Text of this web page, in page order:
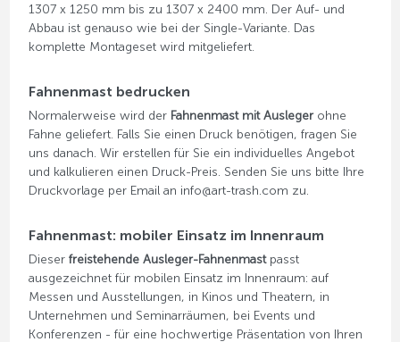
1307 x 1250 mm bis zu 1307 x 2400 mm. Der Auf- und
Abbau ist genauso wie bei der Single-Variante. Das
komplette Montageset wird mitgeliefert.
Fahnenmast bedrucken
Normalerweise wird der Fahnenmast mit Auslegerohne
Fahne geliefert. Falls Sie einen Druck benötigen, fragen Sie
uns danach. Wir erstellen für Sie ein individuelles Angebot
und kalkulieren einen Druck-Preis. Senden Sie uns bitte Ihre
Druckvorlage per Email an info@art-trash.com zu.
Fahnenmast: mobiler Einsatz im Innenraum
Dieser freistehende Ausleger-Fahnenmastpasst
ausgezeichnet für mobilen Einsatz im Innenraum: auf
Messen und Ausstellungen, in Kinos und Theatern, in
Unternehmen und Seminarräumen, bei Events und
Konferenzen - für eine hochwertige Präsentation von Ihren